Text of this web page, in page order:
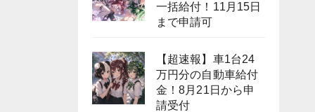
一括給付！11月15日
まで申請可
【超速報】車1台24
万円分の自動車給付
金！8月21日から申
請受付